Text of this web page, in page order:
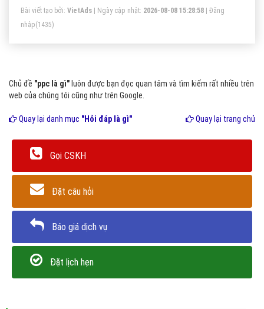
lại cũng không hề tệ chút nào. Nếu bạn có tiềm lực tài
chính mạnh nên kết hợp cả 2 giữa SEO và PPC.
Bài viết tạo bởi: VietAds | Ngày cập nhật: 2026-08-08 15:28:58
Đăng
nhập(1435)
Chủ đề "ppc là gì" luôn được bạn đọc quan tâm và tìm kiếm rất nhiều trên
web của chúng tôi cũng như trên Google.
Quay lại danh mục "Hỏi đáp là gì" Quay lại trang chủ
Gọi CSKH
Đặt câu hỏi
Báo giá dịch vụ
Đặt lịch hẹn